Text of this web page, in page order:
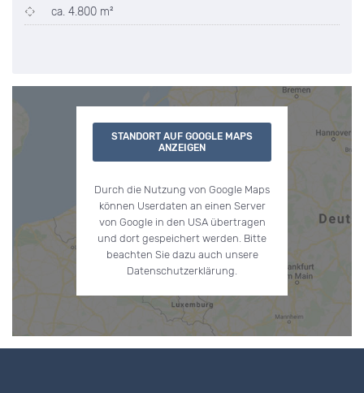
ca. 4.800 m²
STANDORT AUF GOOGLE MAPS
ANZEIGEN
Durch die Nutzung von Google Maps
können Userdaten an einen Server
von Google in den USA übertragen
und dort gespeichert werden. Bitte
beachten Sie dazu auch unsere
Datenschutzerklärung.